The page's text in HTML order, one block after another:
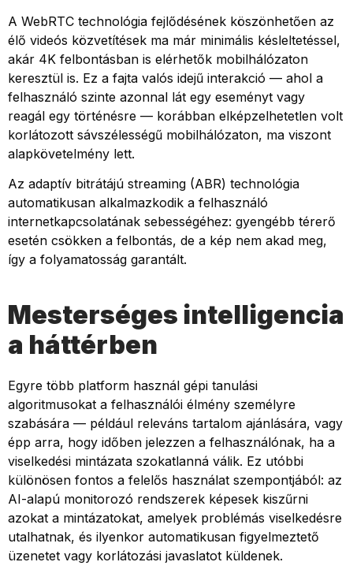
A WebRTC technológia fejlődésének köszönhetően az
élő videós közvetítések ma már minimális késleltetéssel,
akár 4K felbontásban is elérhetők mobilhálózaton
keresztül is. Ez a fajta valós idejű interakció — ahol a
felhasználó szinte azonnal lát egy eseményt vagy
reagál egy történésre — korábban elképzelhetetlen volt
korlátozott sávszélességű mobilhálózaton, ma viszont
alapkövetelmény lett.
Az adaptív bitrátájú streaming (ABR) technológia
automatikusan alkalmazkodik a felhasználó
internetkapcsolatának sebességéhez: gyengébb térerő
esetén csökken a felbontás, de a kép nem akad meg,
így a folyamatosság garantált.
Mesterséges intelligencia
a háttérben
Egyre több platform használ gépi tanulási
algoritmusokat a felhasználói élmény személyre
szabására — például releváns tartalom ajánlására, vagy
épp arra, hogy időben jelezzen a felhasználónak, ha a
viselkedési mintázata szokatlanná válik. Ez utóbbi
különösen fontos a felelős használat szempontjából: az
AI-alapú monitorozó rendszerek képesek kiszűrni
azokat a mintázatokat, amelyek problémás viselkedésre
utalhatnak, és ilyenkor automatikusan figyelmeztető
üzenetet vagy korlátozási javaslatot küldenek.